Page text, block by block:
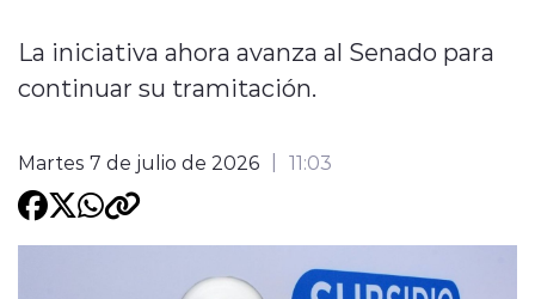
Entrevistas
La iniciativa ahora avanza al Senado para
continuar su tramitación.
Martes 7 de julio de 2026 11:03